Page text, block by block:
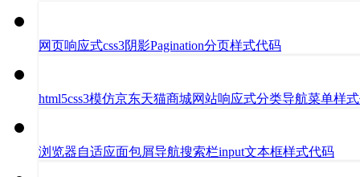
网页响应式css3阴影Pagination分页样式代码
html5css3模仿京东天猫商城网站响应式分类导航菜单样
浏览器自适应面包屑导航搜索栏input文本框样式代码